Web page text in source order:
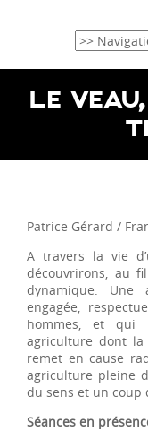
LE
Patrice Gérard /
A travers la vie
découvrirons, au
dynamique. Une
engagée,
hommes, et qui
agriculture dont la
remet en cause
agriculture pleine
du sens et un coup
Séances en